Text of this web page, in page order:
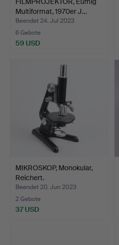
Multiformat, 1970er J…
Beendet 24. Jul 2023
6 Gebote
59 USD
MIKROSKOP, Monokular,
Reichert.
Beendet 20. Jun 2023
2 Gebote
37 USD